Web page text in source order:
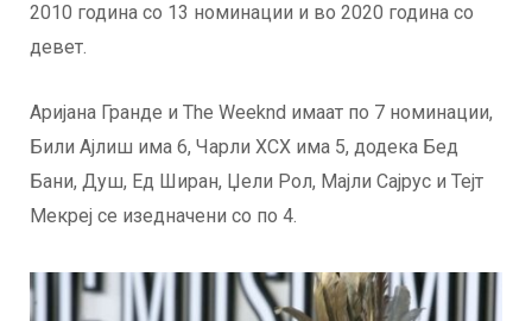
2010 година со 13 номинации и во 2020 година со
девет.
Аријана Гранде и The Weeknd имаат по 7 номинации,
Били Ајлиш има 6, Чарли XCX има 5, додека Бед
Бани, Душ, Ед Ширан, Џели Рол, Мајли Сајрус и Тејт
Мекреј се изедначени со по 4.